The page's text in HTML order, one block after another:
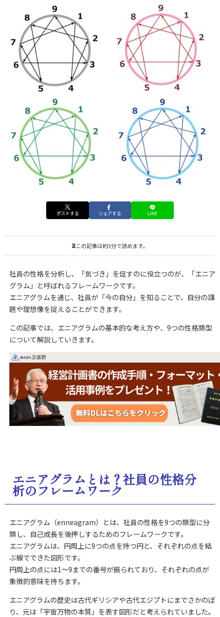
ポストする シェアする LINE
この記事は約3分で読めます。
社員の性格を分析し、「気づき」を促すのに役立つのが、「エニア
グラム」と呼ばれるフレームワークです。
エニアグラムを通じ、社員が「今の自分」を知ることで、自分の課
題や理想像を捉えることができます。
この記事では、エニアグラムの基本的な考え方や、9つの性格類型
について解説していきます。
エニアグラムとは？社員の性格分
析のフレームワーク
エニアグラム（enneagram）とは、社員の性格を9つの類型に分
類し、自己成長を後押しするためのフレームワークです。
エニアグラムは、円周上に9つの点を持つ円と、それぞれの点を結
ぶ線でできた図形です。
円周上の点には1～9までの番号が振られており、それぞれの点が
象徴的意味を持ちます。
エニアグラムの歴史は古代ギリシアや古代エジプトにまでさかのぼ
り、元は「宇宙万物の本質」を表す図形だと考えられていました。